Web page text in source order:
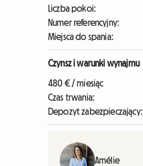
Liczba pokoi:
Numer referencyjny:
Miejsca do spania:
Czynsz i warunki wynajmu
480 € / miesiąc
Czas trwania:
Depozyt zabezpieczający:
Amélie